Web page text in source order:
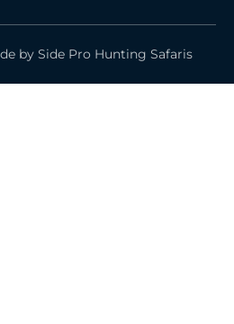
by Side Pro Hunting Safaris